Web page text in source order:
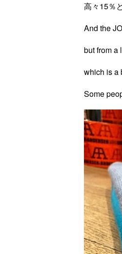
高々15％
And the
but from a
which is a
Some